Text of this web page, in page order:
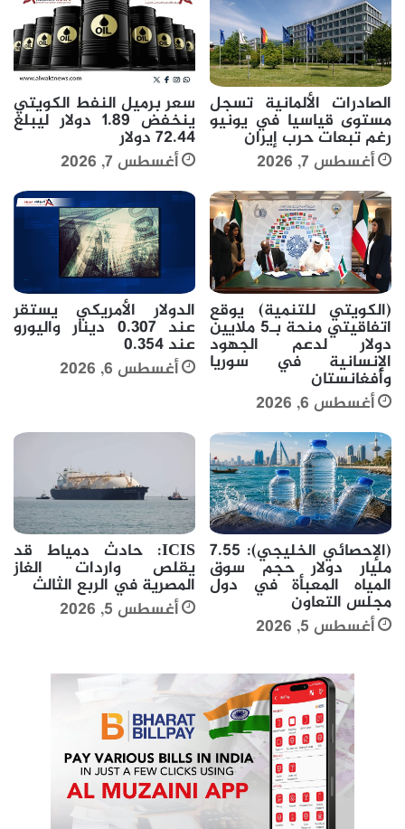
الصادرات الألمانية تسجل
مستوى قياسيا في يونيو
رغم تبعات حرب إيران
أغسطس 7, 2026
سعر برميل النفط الكويتي
ينخفض 1.89 دولار ليبلغ
72.44 دولار
أغسطس 7, 2026
(الكويتي للتنمية) يوقع
اتفاقيتي منحة بـ5 ملايين
دولار لدعم الجهود
الإنسانية في سوريا
وأفغانستان
أغسطس 6, 2026
الدولار الأمريكي يستقر
عند 0.307 دينار واليورو
عند 0.354
أغسطس 6, 2026
(الإحصائي الخليجي): 7.55
مليار دولار حجم سوق
المياه المعبأة في دول
مجلس التعاون
أغسطس 5, 2026
ICIS: حادث دمياط قد
يقلص واردات الغاز
المصرية في الربع الثالث
أغسطس 5, 2026